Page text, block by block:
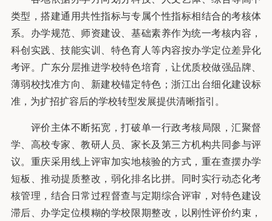
类型，搭建通用共性指标与专属个性指标相结合的考核体
系。办学规范、师资建设、基础素养作为统一考核内容，
科创实践、技能实训、特色育人等内容按办学定位差异化
考评。广东分层推进学校特色培育，让优质校做强品牌、
薄弱校找准方向、新建校锚定特色；浙江出台细化建设标
准，为扩招扩容后的学校转型发展提供清晰指引。
评价主体不断拓宽，打破单一行政考核局限，汇聚督
学、高校专家、教研人员、家长及第三方机构共同参与评
议。重庆采用线上评审加实地核验的方式，重在查摆办学
短板、推动提质整改，弱化排名比拼。同时实行动态化考
核管理，结合日常过程督查与定期综合评审，对特色建设
滞后、办学定位模糊的学校限期整改，以刚性评价约束，